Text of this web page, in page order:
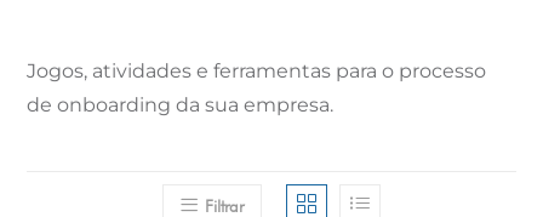
Jogos, atividades e ferramentas para o processo
de onboarding da sua empresa.
Filtrar